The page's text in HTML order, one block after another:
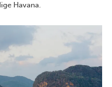
Havana.